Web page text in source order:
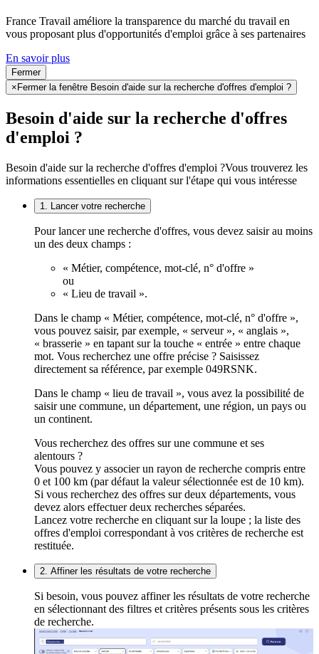
France Travail améliore la transparence du marché du travail en
vous proposant plus d'opportunités d'emploi grâce à ses partenaires
En savoir plus
Fermer
× Fermer la fenêtre Besoin d'aide sur la recherche d'offres d'emploi ?
Besoin d'aide sur la recherche d'offres
d'emploi ?
Besoin d'aide sur la recherche d'offres d'emploi ?Vous trouverez les
informations essentielles en cliquant sur l'étape qui vous intéresse
1. Lancer votre recherche
Pour lancer une recherche d'offres, vous devez saisir au moins
un des deux champs :
« Métier, compétence, mot-clé, n° d'offre »
ou
« Lieu de travail ».
Dans le champ « Métier, compétence, mot-clé, n° d'offre »,
vous pouvez saisir, par exemple, « serveur », « anglais »,
« brasserie » en tapant sur la touche « entrée » entre chaque
mot. Vous recherchez une offre précise ? Saisissez
directement sa référence, par exemple 049RSNK.
Dans le champ « lieu de travail », vous avez la possibilité de
saisir une commune, un département, une région, un pays ou
un continent.
Vous recherchez des offres sur une commune et ses
alentours ?
Vous pouvez y associer un rayon de recherche compris entre
0 et 100 km (par défaut la valeur sélectionnée est de 10 km).
Si vous recherchez des offres sur deux départements, vous
devez alors effectuer deux recherches séparées.
Lancez votre recherche en cliquant sur la loupe ; la liste des
offres d'emploi correspondant à vos critères de recherche est
restituée.
2. Affiner les résultats de votre recherche
Si besoin, vous pouvez affiner les résultats de votre recherche
en sélectionnant des filtres et critères présents sous les critères
de recherche.